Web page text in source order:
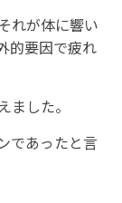
れが体に響い
的要因で疲れ
した。
であったと言